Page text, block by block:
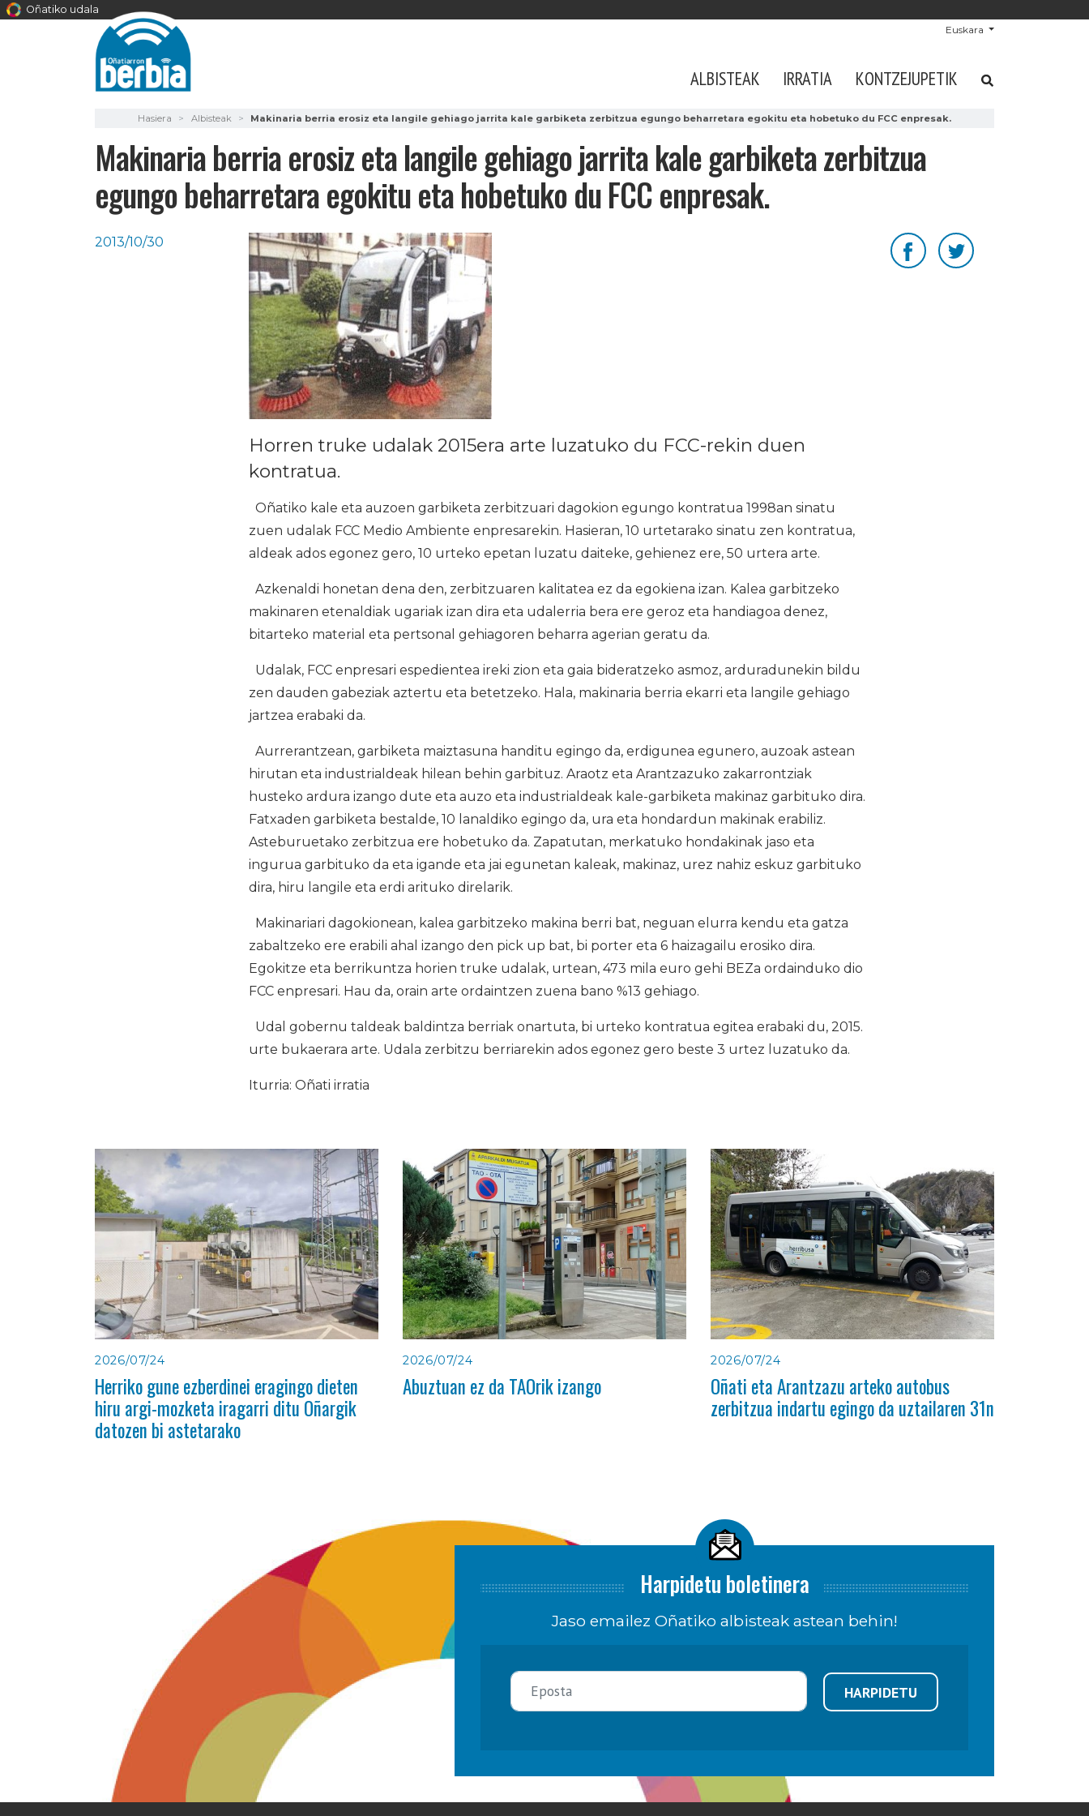
Oñatiko udala
Euskara
ALBISTEAK IRRATIA KONTZEJUPETIK
Hasiera Albisteak Makinaria berria erosiz eta langile gehiago jarrita kale garbiketa zerbitzua egungo beharretara egokitu eta hobetuko du FCC enpresak.
Makinaria berria erosiz eta langile gehiago jarrita kale garbiketa zerbitzua
egungo beharretara egokitu eta hobetuko du FCC enpresak.
2013/10/30
Horren truke udalak 2015era arte luzatuko du FCC-rekin duen
kontratua.
Oñatiko kale eta auzoen garbiketa zerbitzuari dagokion egungo kontratua 1998an sinatu
zuen udalak FCC Medio Ambiente enpresarekin. Hasieran, 10 urtetarako sinatu zen kontratua,
aldeak ados egonez gero, 10 urteko epetan luzatu daiteke, gehienez ere, 50 urtera arte.
Azkenaldi honetan dena den, zerbitzuaren kalitatea ez da egokiena izan. Kalea garbitzeko
makinaren etenaldiak ugariak izan dira eta udalerria bera ere geroz eta handiagoa denez,
bitarteko material eta pertsonal gehiagoren beharra agerian geratu da.
Udalak, FCC enpresari espedientea ireki zion eta gaia bideratzeko asmoz, arduradunekin bildu
zen dauden gabeziak aztertu eta betetzeko. Hala, makinaria berria ekarri eta langile gehiago
jartzea erabaki da.
Aurrerantzean, garbiketa maiztasuna handitu egingo da, erdigunea egunero, auzoak astean
hirutan eta industrialdeak hilean behin garbituz. Araotz eta Arantzazuko zakarrontziak
husteko ardura izango dute eta auzo eta industrialdeak kale-garbiketa makinaz garbituko dira.
Fatxaden garbiketa bestalde, 10 lanaldiko egingo da, ura eta hondardun makinak erabiliz.
Asteburuetako zerbitzua ere hobetuko da. Zapatutan, merkatuko hondakinak jaso eta
ingurua garbituko da eta igande eta jai egunetan kaleak, makinaz, urez nahiz eskuz garbituko
dira, hiru langile eta erdi arituko direlarik.
Makinariari dagokionean, kalea garbitzeko makina berri bat, neguan elurra kendu eta gatza
zabaltzeko ere erabili ahal izango den pick up bat, bi porter eta 6 haizagailu erosiko dira.
Egokitze eta berrikuntza horien truke udalak, urtean, 473 mila euro gehi BEZa ordainduko dio
FCC enpresari. Hau da, orain arte ordaintzen zuena bano %13 gehiago.
Udal gobernu taldeak baldintza berriak onartuta, bi urteko kontratua egitea erabaki du, 2015.
urte bukaerara arte. Udala zerbitzu berriarekin ados egonez gero beste 3 urtez luzatuko da.
Iturria: Oñati irratia
2026/07/24
Herriko gune ezberdinei eragingo dieten
hiru argi-mozketa iragarri ditu Oñargik
datozen bi astetarako
2026/07/24
Abuztuan ez da TAOrik izango
2026/07/24
Oñati eta Arantzazu arteko autobus
zerbitzua indartu egingo da uztailaren 31n
Harpidetu boletinera
Jaso emailez Oñatiko albisteak astean behin!
HARPIDETU